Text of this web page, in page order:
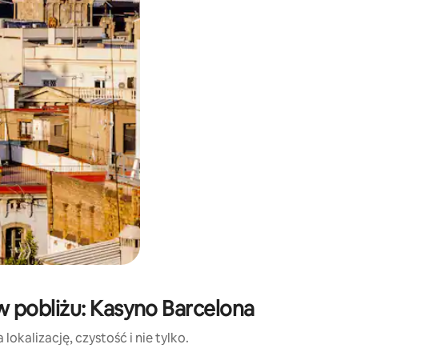
pobliżu: Kasyno Barcelona
lokalizację, czystość i nie tylko.